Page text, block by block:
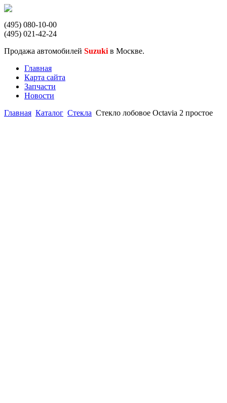
(495) 080-10-00
(495) 021-42-24
Продажа автомобилей Suzuki в Москве.
Главная
Карта сайта
Запчасти
Новости
Главная Каталог Стекла Стекло лобовое Octavia 2 простое